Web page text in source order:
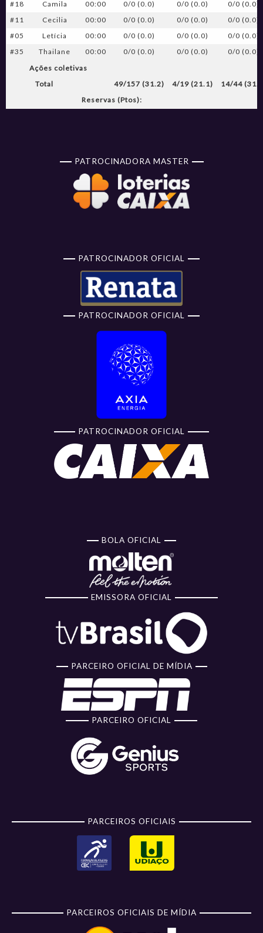
#18 Camila 00:00 0/0 (0.0) 0/0 (0.0)
0/0 (0.0)
#11
Cecilia 00:00 0/0 (0.0) 0/0 (0.0)
0/0 (0.0)
#05
Letícia 00:00 0/0 (0.0) 0/0 (0.0)
0/0 (0.0)
#35
Thailane 00:00 0/0 (0.0) 0/0 (0.0)
0/0 (0.0)
Ações coletivas
Total
49/157 (31.2) 4/19 (21.1)
14/44
Reservas (Ptos):
PATROCINADORA MASTER
PATROCINADOR OFICIAL
PATROCINADOR OFICIAL
PATROCINADOR OFICIAL
BOLA OFICIAL
EMISSORA OFICIAL
PARCEIRO OFICIAL DE MÍDIA
PARCEIRO OFICIAL
PARCEIROS OFICIAIS
PARCEIROS OFICIAIS DE MÍDIA